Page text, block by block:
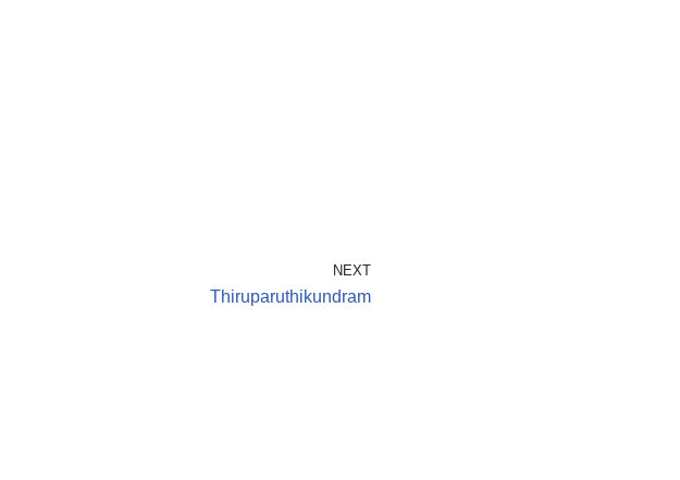
NEXT
Thiruparuthikundram